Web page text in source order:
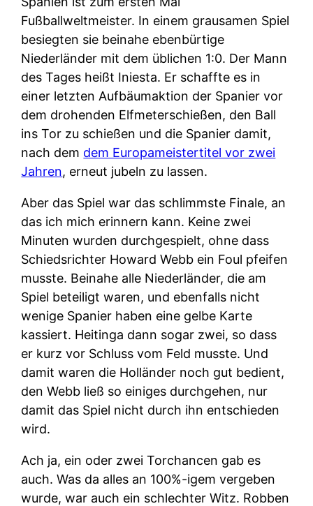
Fußballweltmeister. In einem grausamen Spiel
besiegten sie beinahe ebenbürtige
Niederländer mit dem üblichen 1:0. Der Mann
des Tages heißt Iniesta. Er schaffte es in
einer letzten Aufbäumaktion der Spanier vor
dem drohenden Elfmeterschießen, den Ball
ins Tor zu schießen und die Spanier damit,
nach dem dem Europameistertitel vor zwei
Jahren, erneut jubeln zu lassen.
Aber das Spiel war das schlimmste Finale, an
das ich mich erinnern kann. Keine zwei
Minuten wurden durchgespielt, ohne dass
Schiedsrichter Howard Webb ein Foul pfeifen
musste. Beinahe alle Niederländer, die am
Spiel beteiligt waren, und ebenfalls nicht
wenige Spanier haben eine gelbe Karte
kassiert. Heitinga dann sogar zwei, so dass
er kurz vor Schluss vom Feld musste. Und
damit waren die Holländer noch gut bedient,
den Webb ließ so einiges durchgehen, nur
damit das Spiel nicht durch ihn entschieden
wird.
Ach ja, ein oder zwei Torchancen gab es
auch. Was da alles an 100%-igem vergeben
wurde, war auch ein schlechter Witz. Robben